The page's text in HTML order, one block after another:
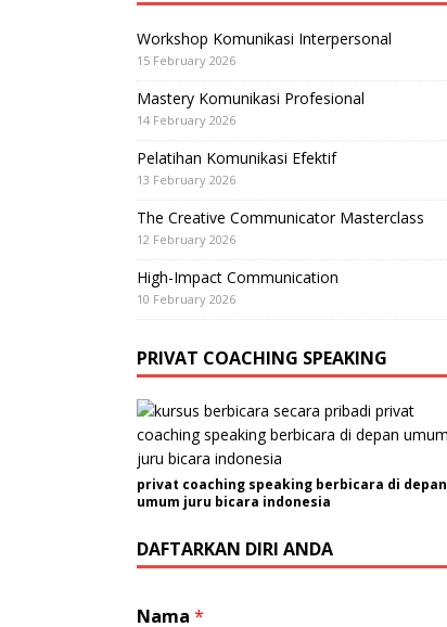
Workshop Komunikasi Interpersonal
15 February 2026
Mastery Komunikasi Profesional
14 February 2026
Pelatihan Komunikasi Efektif
13 February 2026
The Creative Communicator Masterclass
12 February 2026
High-Impact Communication
10 February 2026
PRIVAT COACHING SPEAKING
privat coaching speaking berbicara di depan
umum juru bicara indonesia
DAFTARKAN DIRI ANDA
Nama *